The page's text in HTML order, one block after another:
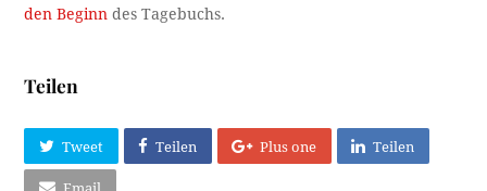
den Beginn des Tagebuchs.
Teilen
Tweet Teilen Plus one Teilen